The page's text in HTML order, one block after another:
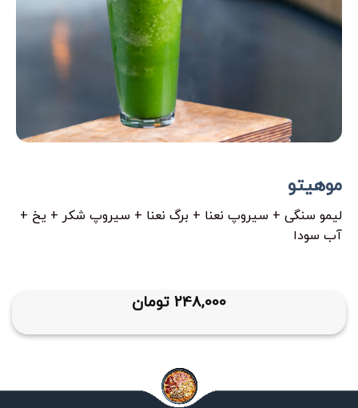
موهیتو
لیمو سنگی + سیروپ نعنا + برگ نعنا + سیروپ شکر + یخ +
آب سودا
248,000 تومان